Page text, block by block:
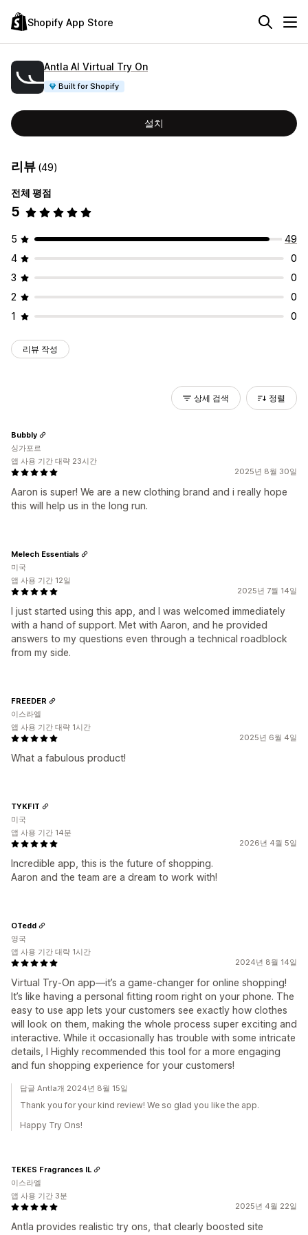
Shopify App Store
Antla AI Virtual Try On
Built for Shopify
설치
리뷰 (49)
전체 평점
5
5
49
4
0
3
0
2
0
1
0
리뷰 작성
상세 검색 정렬
2025년 8월 30일
Aaron is super! We are a new clothing brand and i really hope
this will help us in the long run.
Bubbly
싱가포르
앱 사용 기간 대략 23시간
2025년 7월 14일
I just started using this app, and I was welcomed immediately
with a hand of support. Met with Aaron, and he provided
answers to my questions even through a technical roadblock
from my side.
Melech Essentials
미국
앱 사용 기간 12일
2025년 6월 4일
What a fabulous product!
FREEDER
이스라엘
앱 사용 기간 대략 1시간
2026년 4월 5일
Incredible app, this is the future of shopping.
Aaron and the team are a dream to work with!
TYKFIT
미국
앱 사용 기간 14분
2024년 8월 14일
Virtual Try-On app—it’s a game-changer for online shopping!
It’s like having a personal fitting room right on your phone. The
easy to use app lets your customers see exactly how clothes
will look on them, making the whole process super exciting and
interactive. While it occasionally has trouble with some intricate
details, I Highly recommended this tool for a more engaging
and fun shopping experience for your customers!
OTedd
영국
앱 사용 기간 대략 1시간
답글 Antla개 2024년 8월 15일
Thank you for your kind review! We so glad you like the app.
Happy Try Ons!
2025년 4월 22일
Antla provides realistic try ons, that clearly boosted site
TEKES Fragrances IL
이스라엘
앱 사용 기간 3분